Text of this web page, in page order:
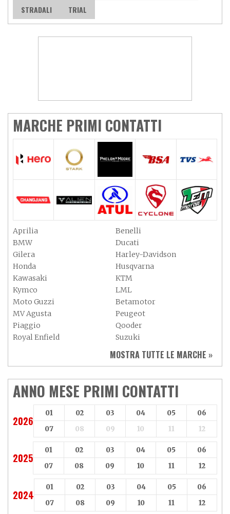
STRADALI
TRIAL
MARCHE PRIMI CONTATTI
Aprilia
Benelli
BMW
Ducati
Gilera
Harley-Davidson
Honda
Husqvarna
Kawasaki
KTM
Kymco
LML
Moto Guzzi
Betamotor
MV Agusta
Peugeot
Piaggio
Qooder
Royal Enfield
Suzuki
Triumph
Yamaha
Aeon
Aspes
Axy
Baotian
MOSTRA TUTTE LE MARCHE »
ANNO MESE PRIMI CONTATTI
2026
01 02 03 04 05
06
07
08 09 10 11 12
2025
01 02 03 04 05
06
07
08 09 10 11 12
2024
01 02 03 04 05
06
07
08 09 10 11 12